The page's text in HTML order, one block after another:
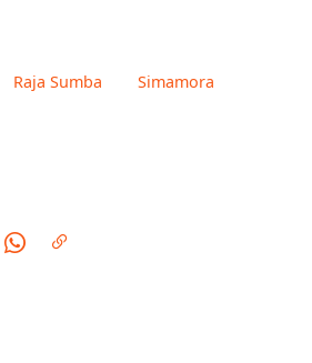
Raja Sumba
Simamora